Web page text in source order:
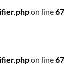
on line67
on line67